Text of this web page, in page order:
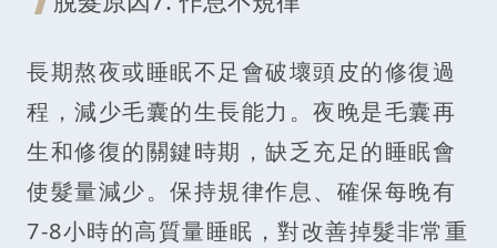
長期熬夜或睡眠不足會破壞頭皮的修復過
程，減少毛囊的生長能力。夜晚是毛囊再
生和修復的關鍵時期，缺乏充足的睡眠會
使髮量減少。保持規律作息、確保每晚有
7-8小時的高質量睡眠，對改善掉髮非常重